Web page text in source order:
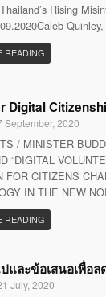
Rising
READING
Digital
September, 2020
/ MINISTER
“DIGITAL
FOR CITIZENS
IN THE NEW
READING
และข้อเสนอเพื่อล
July, 2020